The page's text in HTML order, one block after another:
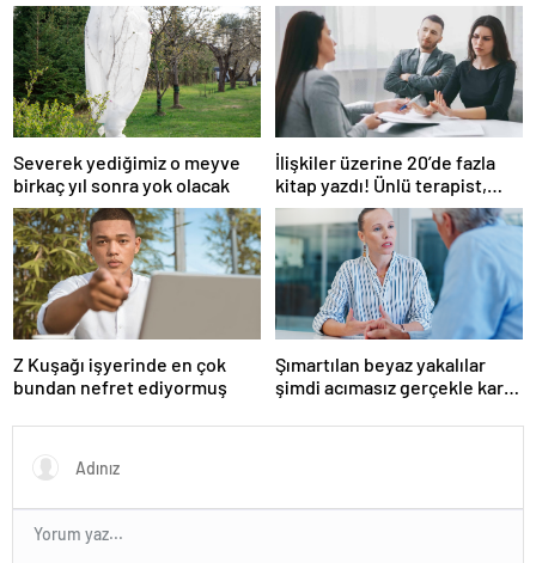
gözaltı
Severek yediğimiz o meyve
birkaç yıl sonra yok olacak
İlişkiler üzerine 20’de fazla
kitap yazdı! Ünlü terapist,
boşanmaların gerçek
suçlularını açıklıyor
Z Kuşağı işyerinde en çok
bundan nefret ediyormuş
Şımartılan beyaz yakalılar
şimdi acımasız gerçekle karşı